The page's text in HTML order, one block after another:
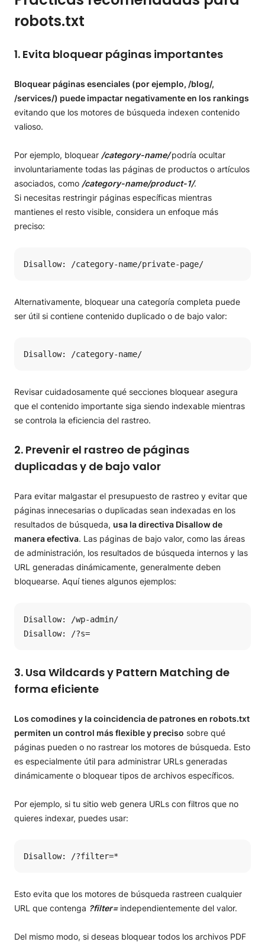
robots.txt
1. Evita bloquear páginas importantes
Bloquear páginas esenciales (por ejemplo, /blog/,
/services/) puede impactar negativamente en los rankings
evitando que los motores de búsqueda indexen contenido
valioso.
Por ejemplo, bloquear /category-name/podría ocultar
involuntariamente todas las páginas de productos o artículos
asociados, como /category-name/product-1/.
Si necesitas restringir páginas específicas mientras
mantienes el resto visible, considera un enfoque más
preciso:
Disallow: /category-name/private-page/
Alternativamente, bloquear una categoría completa puede
ser útil si contiene contenido duplicado o de bajo valor:
Disallow: /category-name/
Revisar cuidadosamente qué secciones bloquear asegura
que el contenido importante siga siendo indexable mientras
se controla la eficiencia del rastreo.
2. Prevenir el rastreo de páginas
duplicadas y de bajo valor
Para evitar malgastar el presupuesto de rastreo y evitar que
páginas innecesarias o duplicadas sean indexadas en los
resultados de búsqueda, usa la directiva Disallow de
manera efectiva. Las páginas de bajo valor, como las áreas
de administración, los resultados de búsqueda internos y las
URL generadas dinámicamente, generalmente deben
bloquearse. Aquí tienes algunos ejemplos:
Disallow: /wp-admin/
Disallow: /?s=
3. Usa Wildcards y Pattern Matching de
forma eficiente
Los comodines y la coincidencia de patrones en robots.txt
permiten un control más flexible y preciso sobre qué
páginas pueden o no rastrear los motores de búsqueda. Esto
es especialmente útil para administrar URLs generadas
dinámicamente o bloquear tipos de archivos específicos.
Por ejemplo, si tu sitio web genera URLs con filtros que no
quieres indexar, puedes usar:
Disallow: /?filter=*
Esto evita que los motores de búsqueda rastreen cualquier
URL que contenga ?filter=independientemente del valor.
Del mismo modo, si deseas bloquear todos los archivos PDF